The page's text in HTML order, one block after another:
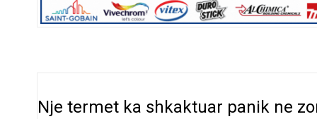
Nje termet ka shkaktuar panik ne